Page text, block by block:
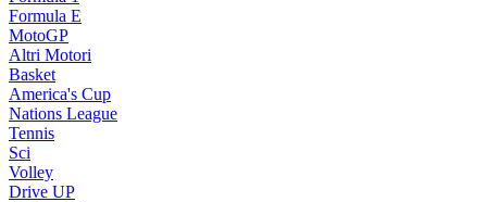
Formula E
MotoGP
Altri Motori
Basket
America's Cup
Nations League
Tennis
Sci
Volley
Drive UP